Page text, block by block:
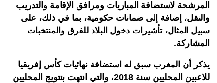
المرشحة لاستضافة المباريات ومرافق الإقامة والتدريب
والنقل، إضافة إلى ضمانات حكومية، بما في ذلك، على
سبيل المثال، تأشيرات دخول البلاد للفرق والمنتخبات
المشاركة.
يذكر أن المغرب سبق له استضافة نهائيات كأس إفريقيا
للاعبين المحليين سنة 2018، والتي انتهت بتتويج المحليين